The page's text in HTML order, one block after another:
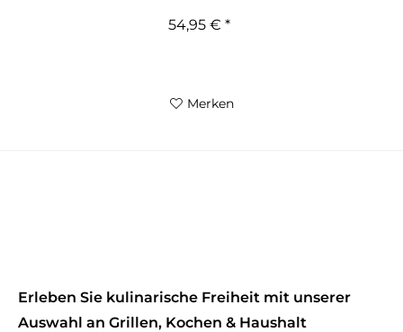
54,95 € *
Merken
Erleben Sie kulinarische Freiheit mit unserer
Auswahl an Grillen, Kochen & Haushalt